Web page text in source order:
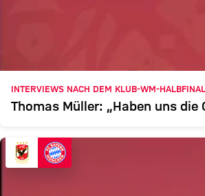
INTERVIEWS NACH DEM KLUB-WM-
Thomas Müller: „Haben uns